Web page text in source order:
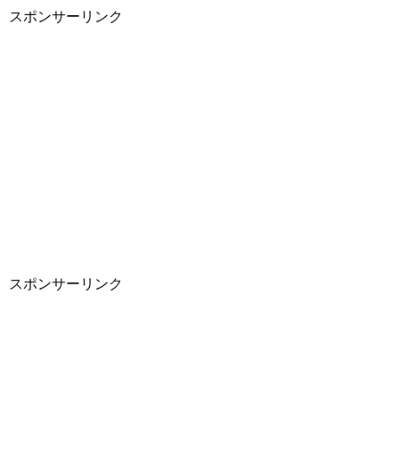
スポンサーリンク
スポンサーリンク